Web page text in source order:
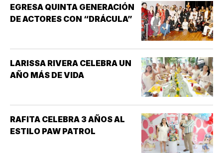
EGRESA QUINTA GENERACIÓN
DE ACTORES CON “DRÁCULA”
LARISSA RIVERA CELEBRA UN
AÑO MÁS DE VIDA
RAFITA CELEBRA 3 AÑOS AL
ESTILO PAW PATROL